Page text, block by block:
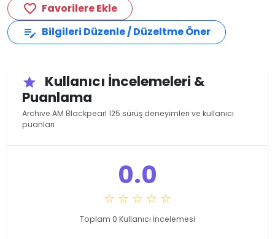
favorite_border Favorilere Ekle
edit_note Bilgileri Düzenle / Düzeltme Öner
star
Kullanıcı İncelemeleri &
Puanlama
Archive AM Blackpearl 125 sürüş deneyimleri ve kullanıcı
puanları
0.0
☆ ☆ ☆ ☆ ☆
Toplam 0 Kullanıcı İncelemesi